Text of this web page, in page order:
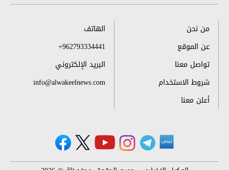
من نحن
عن الموقع
تواصل معنا
شروط الاستخدام
أعلن معنا
الهاتف
+962793334441
البريد الإلكتروني
info@alwakeelnews.com